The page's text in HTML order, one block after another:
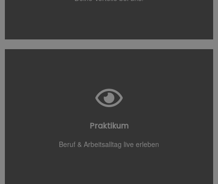
Praktikum
Beruf & Arbeitsalltag live erleben
Persönlicher Einblick
Schnuppere in deinen Wunschberuf hinein & lerne dein
Jetzt anfragen